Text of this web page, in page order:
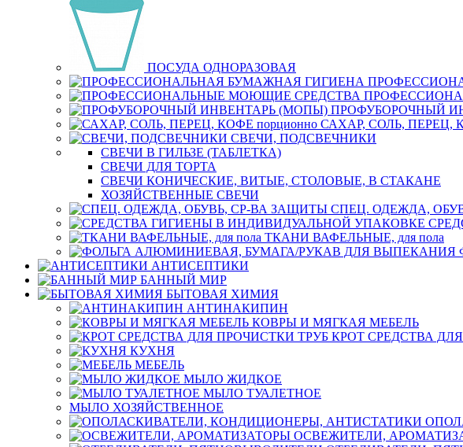
ПОСУДА ОДНОРАЗОВАЯ
ПРОФУБОРОЧНЫЙ
САХАР, СОЛЬ, ПЕРЕЦ,
СВЕЧИ, ПОДСВЕЧНИКИ
СВЕЧИ В ГИЛЬЗЕ (ТАБЛЕТКА)
СВЕЧИ ДЛЯ ТОРТА
СВЕЧИ КОНИЧЕСКИЕ, ВИТЫЕ, СТОЛОВЫЕ, В СТАКАНЕ
ХОЗЯЙСТВЕННЫЕ СВЕЧИ
СПЕЦ. ОДЕЖДА,
ТКАНИ ВАФЕЛЬНЫЕ, для пола
АНТИСЕПТИКИ
БАННЫЙ МИР
БЫТОВАЯ ХИМИЯ
АНТИНАКИПИН
КОВРЫ И МЯГКАЯ МЕБЕЛЬ
КРОТ СРЕДСТВА
КУХНЯ
МЕБЕЛЬ
МЫЛО ЖИДКОЕ
МЫЛО ТУАЛЕТНОЕ
МЫЛО ХОЗЯЙСТВЕННОЕ
ОСВЕЖИТЕЛИ,